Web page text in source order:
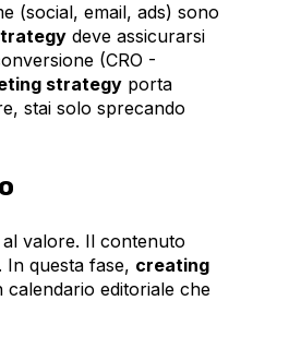
(social, email, ads) sono
deve assicurarsi
(CRO -
strategy porta
stai solo sprecando
valore. Il contenuto
questa fase, creating
calendario editoriale che